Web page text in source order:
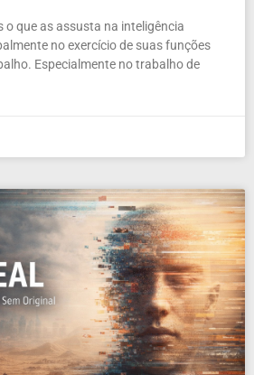
o que as assusta na inteligência
no exercício de suas funções
Especialmente no trabalho de